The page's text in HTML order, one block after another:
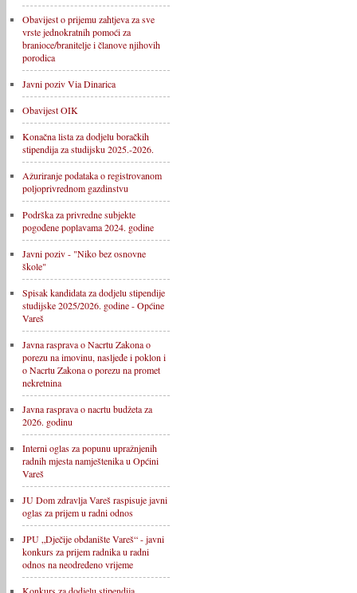
Obavijest o prijemu zahtjeva za sve
vrste jednokratnih pomoći za
branioce/branitelje i članove njihovih
porodica
Javni poziv Via Dinarica
Obavijest OIK
Konačna lista za dodjelu boračkih
stipendija za studijsku 2025.-2026.
Ažuriranje podataka o registrovanom
poljoprivrednom gazdinstvu
Podrška za privredne subjekte
pogođene poplavama 2024. godine
Javni poziv - "Niko bez osnovne
škole"
Spisak kandidata za dodjelu stipendije
studijske 2025/2026. godine - Općine
Vareš
Javna rasprava o Nacrtu Zakona o
porezu na imovinu, nasljeđe i poklon i
o Nacrtu Zakona o porezu na promet
nekretnina
Javna rasprava o nacrtu budžeta za
2026. godinu
Interni oglas za popunu upražnjenih
radnih mjesta namještenika u Općini
Vareš
JU Dom zdravlja Vareš raspisuje javni
oglas za prijem u radni odnos
JPU „Dječije obdanište Vareš“ - javni
konkurs za prijem radnika u radni
odnos na neodređeno vrijeme